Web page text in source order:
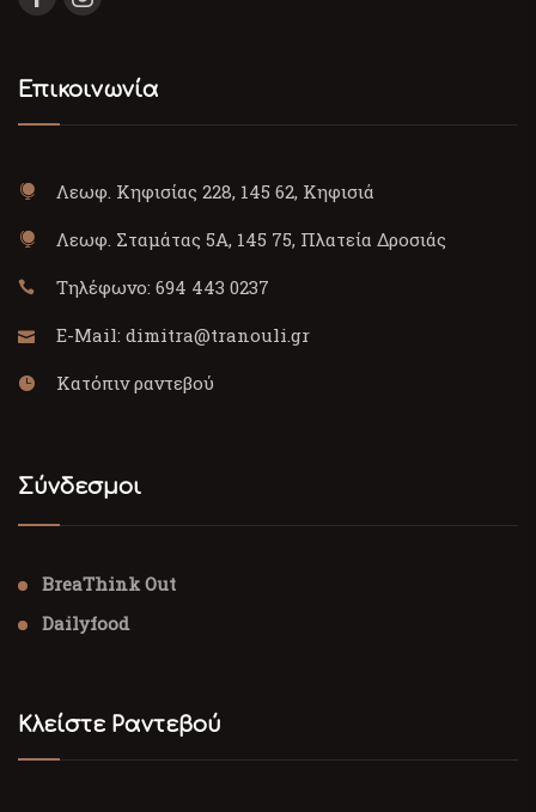
Επικοινωνία
Λεωφ. Κηφισίας 228, 145 62, Κηφισιά
Λεωφ. Σταμάτας 5Α, 145 75, Πλατεία Δροσιάς
Τηλέφωνο: 694 443 0237
E-Mail: dimitra@tranouli.gr
Κατόπιν ραντεβού
Σύνδεσμοι
BreaThink Out
Dailyfood
Κλείστε Ραντεβού